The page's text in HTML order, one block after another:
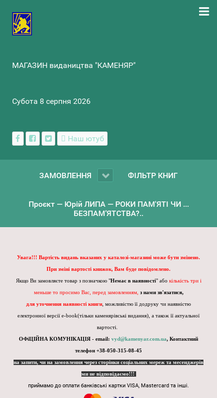
МАГАЗИН видаництва "КАМЕНЯР"
Субота 8 серпня 2026
Наш ютуб
ЗАМОВЛЕННЯ ФІЛЬТР КНИГ
Проєкт — Юрій ЛИПА — РОКИ ПАМ'ЯТІ ЧИ ...
БЕЗПАМ’ЯТСТВА?..
Увага!!! Вартість видань вказаних у каталозі-магазині може бути змінено.
При зміні вартості книжок, Вам буде повідомлено.
Якщо Ви замовляєте товар з позначкою "Немає в наявності" або кількість три і
меньше то просимо Вас, перед замовленням, з нами зв'язатися,
для уточнення наявності книги , можливістю її додруку чи наявністю
електронної версії e-book(тільки каменярівські видання), а також її актуальної
вартості.
ОФіЦІЙНА КОМУНІКАЦІЯ - email: vyd@kamenyar.com.ua, Контактний
телефон +38-050-315-08-45
на запити, чи на замовлення через сторінки соціальних мереж та месенджерів
ми не відповідаємо!!!
приймамо до оплати банківські картки VISA, Mastercard та інші.